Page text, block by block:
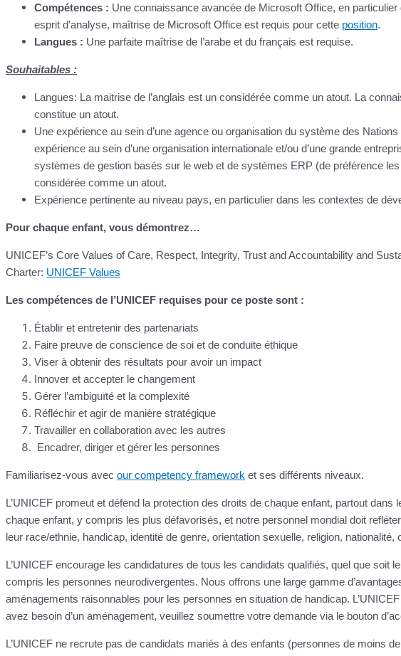
Compétences : Une connaissance avancée de Microsoft Office, en particulier
esprit d’analyse, maîtrise de Microsoft Office est requis pour cette position.
Langues : Une parfaite maîtrise de l’arabe et du français est requise.
Souhaitables :
Langues: La maitrise de l’anglais est un considérée comme un atout. La
constitue un atout.
Une expérience au sein d’une agence ou organisation du système des
expérience au sein d’une organisation internationale et/ou d’une grande
systèmes de gestion basés sur le web et de systèmes ERP (de préférence
considérée comme un atout.
Expérience pertinente au niveau pays, en particulier dans les contextes de
Pour chaque enfant, vous démontrez…
UNICEF’s Core Values of Care, Respect, Integrity, Trust and Accountability and
Charter: UNICEF Values
Les compétences de l’UNICEF requises pour ce poste sont :
Établir et entretenir des partenariats
Faire preuve de conscience de soi et de conduite éthique
Viser à obtenir des résultats pour avoir un impact
Innover et accepter le changement
Gérer l’ambiguïté et la complexité
Réfléchir et agir de manière stratégique
Travailler en collaboration avec les autres
Encadrer, diriger et gérer les personnes
Familiarisez-vous avec our competency framework et ses différents niveaux.
L’UNICEF promeut et défend la protection des droits de chaque enfant, partout
chaque enfant, y compris les plus défavorisés, et notre personnel mondial doit
leur race/ethnie, handicap, identité de genre, orientation sexuelle, religion,
L’UNICEF encourage les candidatures de tous les candidats qualifiés, quel que
compris les personnes neurodivergentes. Nous offrons une large gamme
aménagements raisonnables pour les personnes en situation de handicap.
avez besoin d’un aménagement, veuillez soumettre votre demande via le bouton
L’UNICEF ne recrute pas de candidats mariés à des enfants (personnes de moins